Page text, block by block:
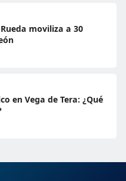
moviliza a 30
en Vega de Tera: ¿Qué